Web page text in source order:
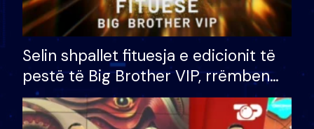
Selin shpallet fituesja e edicionit të
pestë të Big Brother VIP, rrëmben
çmimin e madh prej 100 mijë eurosh